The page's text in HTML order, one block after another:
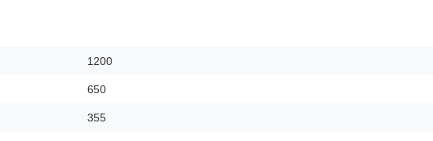
1200
650
355